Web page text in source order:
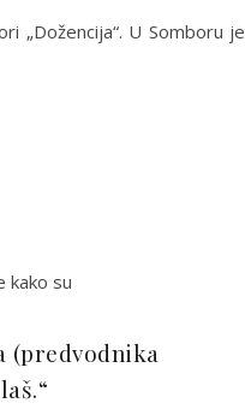
„Dožencija“. U Somboru je
kako su
(predvodnika